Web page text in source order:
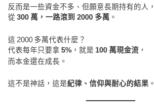
反而是一些資金不多、但願意長期持有的人，
從 300 萬，一路滾到 2000 多萬。
這 2000 多萬代表什麼？
代表每年只要拿 5%，就是 100 萬現金流，
而本金還在成長。
這不是神話，這是紀律、信仰與耐心的結果。